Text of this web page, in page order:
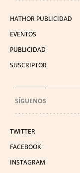
HATHOR PUBLICIDAD
EVENTOS
PUBLICIDAD
SUSCRIPTOR
SÍGUENOS
TWITTER
FACEBOOK
INSTAGRAM